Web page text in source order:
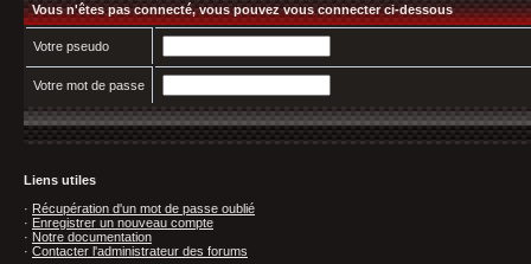
Vous n'êtes pas connecté, vous pouvez vous connecter ci-dessous
Votre pseudo
Votre mot de passe
Liens utiles
· Récupération d'un mot de passe oublié
· Enregistrer un nouveau compte
· Notre documentation
· Contacter l'administrateur des forums